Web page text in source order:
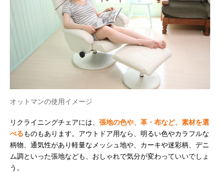
オットマンの使用イメージ
リクライニングチェアには、 張地の色や、革・布など、素材を選
べるものもあります。アウトドア用なら、明るい色やカラフルな
柄物、通気性があり軽量なメッシュ地や、カーキや迷彩柄、デニ
ム調といった張地なども、おしゃれで気分が変わっていいでしょ
う。